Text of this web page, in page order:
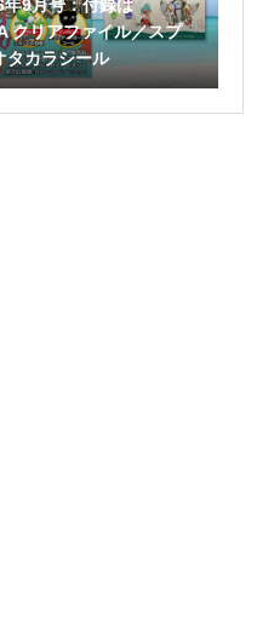
9月号：付録は
クリアファイル／スプ
タカラシール